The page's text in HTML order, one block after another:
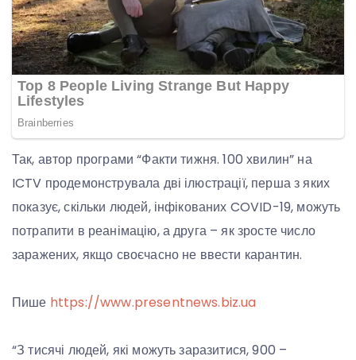
Так, автор програми “Факти тижня. 100 хвилин” на
ICTV продемонструвала дві ілюстрації, перша з яких
показує, скільки людей, інфікованих COVID-19, можуть
потрапити в реанімацію, а друга – як зросте число
заражених, якщо своєчасно не ввести карантин.
Пише https://www.presentnews.biz.ua
“З тисячі людей, які можуть заразитися, 900 –